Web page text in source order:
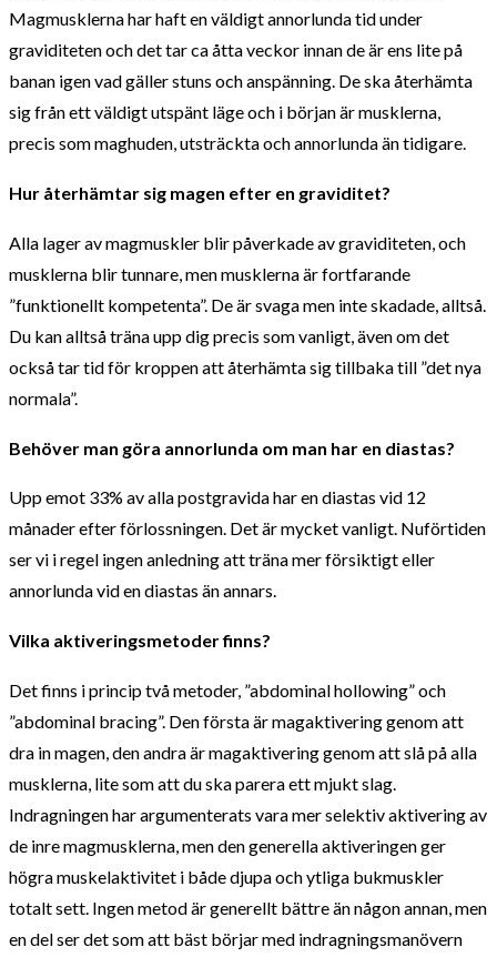
Magmusklerna har haft en väldigt annorlunda tid under
graviditeten och det tar ca åtta veckor innan de är ens lite på
banan igen vad gäller stuns och anspänning. De ska återhämta
sig från ett väldigt utspänt läge och i början är musklerna,
precis som maghuden, utsträckta och annorlunda än tidigare.
Hur återhämtar sig magen efter en graviditet?
Alla lager av magmuskler blir påverkade av graviditeten, och
musklerna blir tunnare, men musklerna är fortfarande
”funktionellt kompetenta”. De är svaga men inte skadade, alltså.
Du kan alltså träna upp dig precis som vanligt, även om det
också tar tid för kroppen att återhämta sig tillbaka till ”det nya
normala”.
Behöver man göra annorlunda om man har en diastas?
Upp emot 33% av alla postgravida har en diastas vid 12
månader efter förlossningen. Det är mycket vanligt. Nuförtiden
ser vi i regel ingen anledning att träna mer försiktigt eller
annorlunda vid en diastas än annars.
Vilka aktiveringsmetoder finns?
Det finns i princip två metoder, ”abdominal hollowing” och
”abdominal bracing”. Den första är magaktivering genom att
dra in magen, den andra är magaktivering genom att slå på alla
musklerna, lite som att du ska parera ett mjukt slag.
Indragningen har argumenterats vara mer selektiv aktivering av
de inre magmusklerna, men den generella aktiveringen ger
högra muskelaktivitet i både djupa och ytliga bukmuskler
totalt sett. Ingen metod är generellt bättre än någon annan, men
en del ser det som att bäst börjar med indragningsmanövern